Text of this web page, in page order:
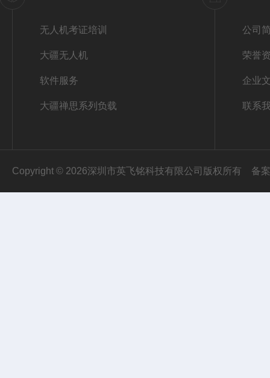
无人机考证培训
大疆无人机
软件服务
大疆禅思系列负载
公司
荣誉
企业
联系
Copyright © 2026深圳市英飞铭科技有限公司版权所有 备